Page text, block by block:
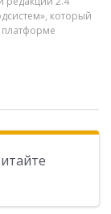
который